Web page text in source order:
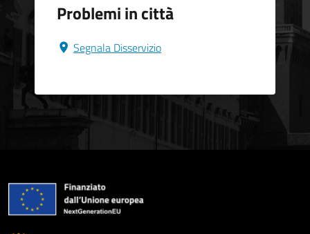
Problemi in città
Segnala Disservizio